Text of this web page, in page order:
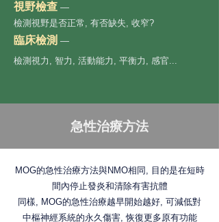
視野檢查 —
檢測視野是否正常, 有否缺失, 收窄?
臨床檢測 —
檢測視力, 智力, 活動能力, 平衡力, 感官...
急性治療方法
MOG的急性治療方法與NMO相同, 目的是在短時
間內停止發炎和清除有害抗體
同樣, MOG的急性治療越早開始越好, 可減低對
中樞神經系統的永久傷害, 恢復更多原有功能